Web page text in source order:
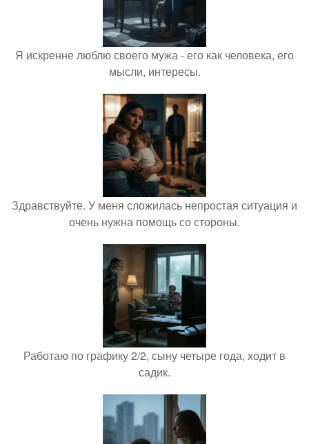
Я искренне люблю своего мужа - его как человека, его
мысли, интересы.
Здравствуйте. У меня сложилась непростая ситуация и
очень нужна помощь со стороны.
Работаю по графику 2/2, сыну четыре года, ходит в
садик.